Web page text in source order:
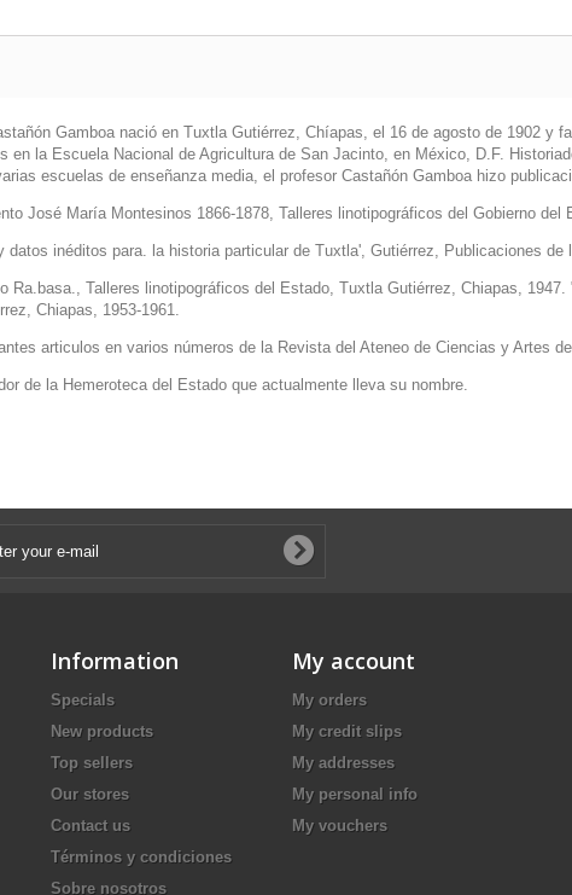
Gamboa nació en Tuxtla Gutiérrez, Chíapas, el 16 de agosto de 1902
en la Escuela Nacional de Agricultura de San Jacinto, en México, D.F.
escuelas de enseñanza media, el profesor Castañón Gamboa hizo
José María Montesinos 1866-1878, Talleres linotipográficos del Gobierno
datos inéditos para. la historia particular de Tuxtla', Gutiérrez, Publicaciones
Ra.basa., Talleres linotipográficos del Estado, Tuxtla Gutiérrez, Chiapas,
Chiapas, 1953-1961.
articulos en varios números de la Revista del Ateneo de Ciencias y Artes
de la Hemeroteca del Estado que actualmente lleva su nombre.
Information
Specials
New products
Top sellers
Our stores
Contact us
Términos y condiciones
Sobre nosotros
My account
My orders
My credit slips
My addresses
My personal info
My vouchers